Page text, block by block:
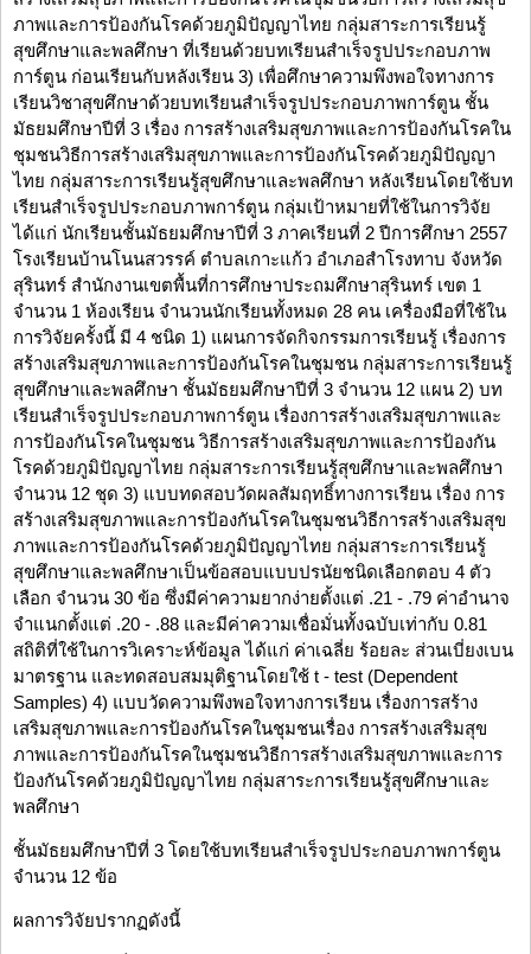
ภาพและการป้องกันโรคด้วยภูมิปัญญาไทย กลุ่มสาระการเรียนรู้
สุขศึกษาและพลศึกษา ที่เรียนด้วยบทเรียนสำเร็จรูปประกอบภาพ
การ์ตูน ก่อนเรียนกับหลังเรียน 3) เพื่อศึกษาความพึงพอใจทางการ
เรียนวิชาสุขศึกษาด้วยบทเรียนสำเร็จรูปประกอบภาพการ์ตูน ชั้น
มัธยมศึกษาปีที่ 3 เรื่อง การสร้างเสริมสุขภาพและการป้องกันโรคใน
ชุมชนวิธีการสร้างเสริมสุขภาพและการป้องกันโรคด้วยภูมิปัญญา
ไทย กลุ่มสาระการเรียนรู้สุขศึกษาและพลศึกษา หลังเรียนโดยใช้บท
เรียนสำเร็จรูปประกอบภาพการ์ตูน กลุ่มเป้าหมายที่ใช้ในการวิจัย
ได้แก่ นักเรียนชั้นมัธยมศึกษาปีที่ 3 ภาคเรียนที่ 2 ปีการศึกษา 2557
โรงเรียนบ้านโนนสวรรค์ ตำบลเกาะแก้ว อำเภอสำโรงทาบ จังหวัด
สุรินทร์ สำนักงานเขตพื้นที่การศึกษาประถมศึกษาสุรินทร์ เขต 1
จำนวน 1 ห้องเรียน จำนวนนักเรียนทั้งหมด 28 คน เครื่องมือที่ใช้ใน
การวิจัยครั้งนี้ มี 4 ชนิด 1) แผนการจัดกิจกรรมการเรียนรู้ เรื่องการ
สร้างเสริมสุขภาพและการป้องกันโรคในชุมชน กลุ่มสาระการเรียนรู้
สุขศึกษาและพลศึกษา ชั้นมัธยมศึกษาปีที่ 3 จำนวน 12 แผน 2) บท
เรียนสำเร็จรูปประกอบภาพการ์ตูน เรื่องการสร้างเสริมสุขภาพและ
การป้องกันโรคในชุมชน วิธีการสร้างเสริมสุขภาพและการป้องกัน
โรคด้วยภูมิปัญญาไทย กลุ่มสาระการเรียนรู้สุขศึกษาและพลศึกษา
จำนวน 12 ชุด 3) แบบทดสอบวัดผลสัมฤทธิ์ทางการเรียน เรื่อง การ
สร้างเสริมสุขภาพและการป้องกันโรคในชุมชนวิธีการสร้างเสริมสุข
ภาพและการป้องกันโรคด้วยภูมิปัญญาไทย กลุ่มสาระการเรียนรู้
สุขศึกษาและพลศึกษาเป็นข้อสอบแบบปรนัยชนิดเลือกตอบ 4 ตัว
เลือก จำนวน 30 ข้อ ซึ่งมีค่าความยากง่ายตั้งแต่ .21 - .79 ค่าอำนาจ
จำแนกตั้งแต่ .20 - .88 และมีค่าความเชื่อมั่นทั้งฉบับเท่ากับ 0.81
สถิติที่ใช้ในการวิเคราะห์ข้อมูล ได้แก่ ค่าเฉลี่ย ร้อยละ ส่วนเบี่ยงเบน
มาตรฐาน และทดสอบสมมุติฐานโดยใช้ t - test (Dependent
Samples) 4) แบบวัดความพึงพอใจทางการเรียน เรื่องการสร้าง
เสริมสุขภาพและการป้องกันโรคในชุมชนเรื่อง การสร้างเสริมสุข
ภาพและการป้องกันโรคในชุมชนวิธีการสร้างเสริมสุขภาพและการ
ป้องกันโรคด้วยภูมิปัญญาไทย กลุ่มสาระการเรียนรู้สุขศึกษาและ
พลศึกษา
ชั้นมัธยมศึกษาปีที่ 3 โดยใช้บทเรียนสำเร็จรูปประกอบภาพการ์ตูน
จำนวน 12 ข้อ
ผลการวิจัยปรากฏดังนี้